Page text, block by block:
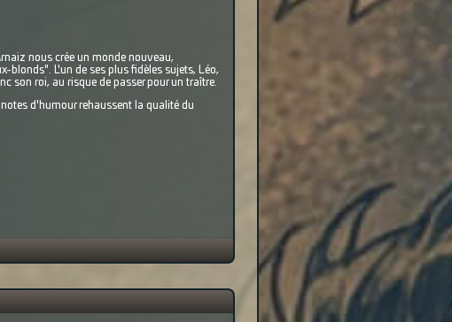
nous crée un monde nouveau,
blonds". L'un de ses plus fidèles sujets, Léo,
son roi, au risque de passer pour un traître.
d'humour rehaussent la qualité du